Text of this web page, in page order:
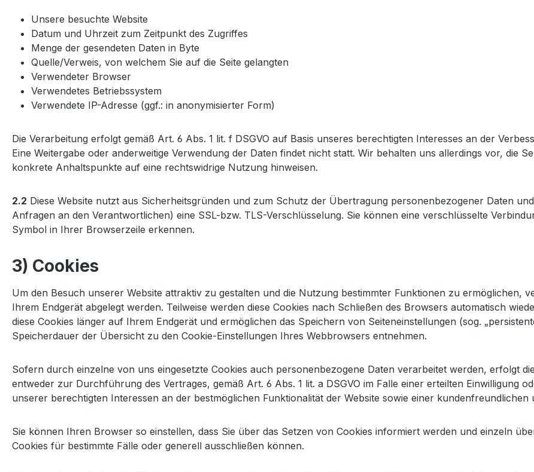
Unsere besuchte Website
Datum und Uhrzeit zum Zeitpunkt des Zugriffes
Menge der gesendeten Daten in Byte
Quelle/Verweis, von welchem Sie auf die Seite gelangten
Verwendeter Browser
Verwendetes Betriebssystem
Verwendete IP-Adresse (ggf.: in anonymisierter Form)
Die Verarbeitung erfolgt gemäß Art. 6 Abs. 1 lit. f DSGVO auf Basis unseres berechtigten Interesses an der
Eine Weitergabe oder anderweitige Verwendung der Daten findet nicht statt. Wir behalten uns allerdings vor, die
konkrete Anhaltspunkte auf eine rechtswidrige Nutzung hinweisen.
2.2 Diese Website nutzt aus Sicherheitsgründen und zum Schutz der Übertragung personenbezogener Daten
Anfragen an den Verantwortlichen) eine SSL-bzw. TLS-Verschlüsselung. Sie können eine verschlüsselte
Symbol in Ihrer Browserzeile erkennen.
3) Cookies
Um den Besuch unserer Website attraktiv zu gestalten und die Nutzung bestimmter Funktionen zu ermöglichen,
Ihrem Endgerät abgelegt werden. Teilweise werden diese Cookies nach Schließen des Browsers automatisch
diese Cookies länger auf Ihrem Endgerät und ermöglichen das Speichern von Seiteneinstellungen (sog.
Speicherdauer der Übersicht zu den Cookie-Einstellungen Ihres Webbrowsers entnehmen.
Sofern durch einzelne von uns eingesetzte Cookies auch personenbezogene Daten verarbeitet werden, erfolgt
entweder zur Durchführung des Vertrages, gemäß Art. 6 Abs. 1 lit. a DSGVO im Falle einer erteilten Einwilligung
unserer berechtigten Interessen an der bestmöglichen Funktionalität der Website sowie einer
Sie können Ihren Browser so einstellen, dass Sie über das Setzen von Cookies informiert werden und einzeln
Cookies für bestimmte Fälle oder generell ausschließen können.